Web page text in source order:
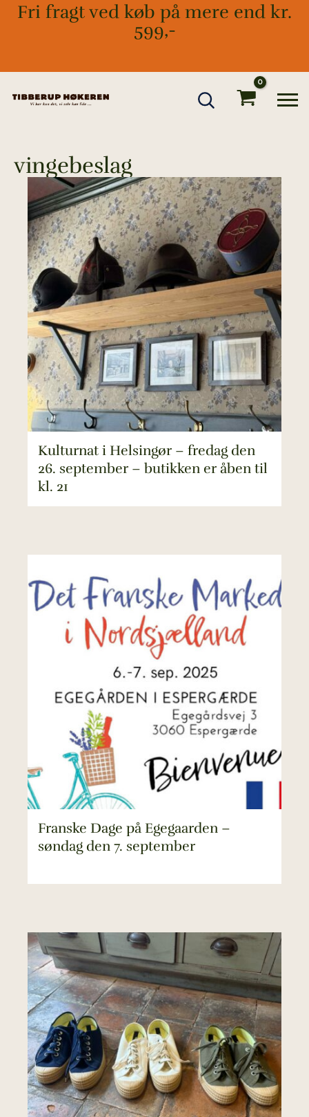
Fri fragt ved køb på mere end kr.
599,-
vingebeslag
Kulturnat i Helsingør – fredag den
26. september – butikken er åben til
kl. 21
Franske Dage på Egegaarden –
søndag den 7. september